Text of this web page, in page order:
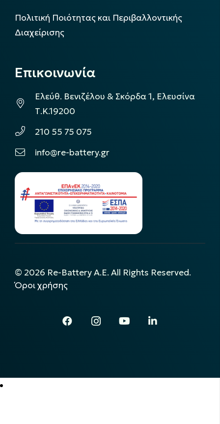
Πολιτική Ποιότητας και Περιβαλλοντικής
Διαχείρισης
Επικοινωνία
Ελεύθ. Βενιζέλου & Σκόρδα 1, Ελευσίνα
Τ.Κ.19200
210 55 75 075
info@re-battery.gr
© 2026 Re-Battery A.E. All Rights Reserved.
Όροι χρήσης